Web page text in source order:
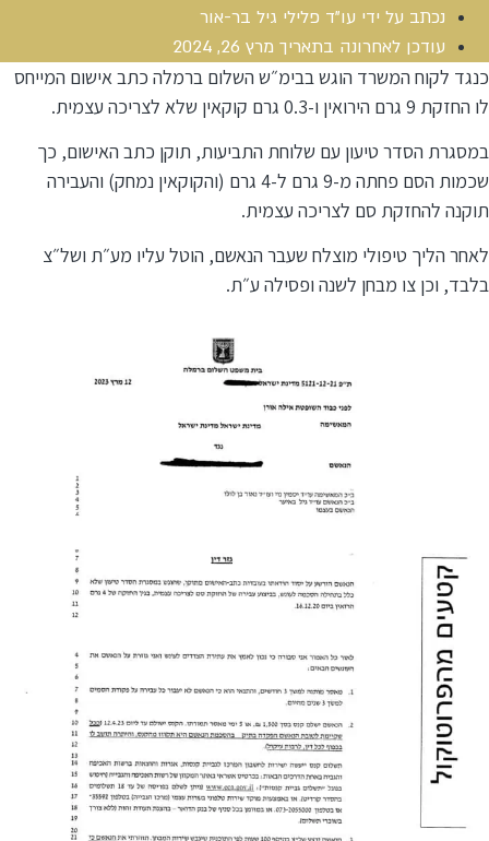
נכתב על ידי עו"ד פלילי גיל בר-אור
עודכן לאחרונה בתאריך מרץ 26, 2024
כנגד לקוח המשרד הוגש בבימ״ש השלום ברמלה כתב אישום המייחס
לו החזקת 9 גרם הירואין ו-0.3 גרם קוקאין שלא לצריכה עצמית.
במסגרת הסדר טיעון עם שלוחת התביעות, תוקן כתב האישום, כך
שכמות הסם פחתה מ-9 גרם ל-4 גרם (והקוקאין נמחק) והעבירה
תוקנה להחזקת סם לצריכה עצמית.
לאחר הליך טיפולי מוצלח שעבר הנאשם, הוטל עליו מע״ת ושל״צ
בלבד, וכן צו מבחן לשנה ופסילה ע״ת.